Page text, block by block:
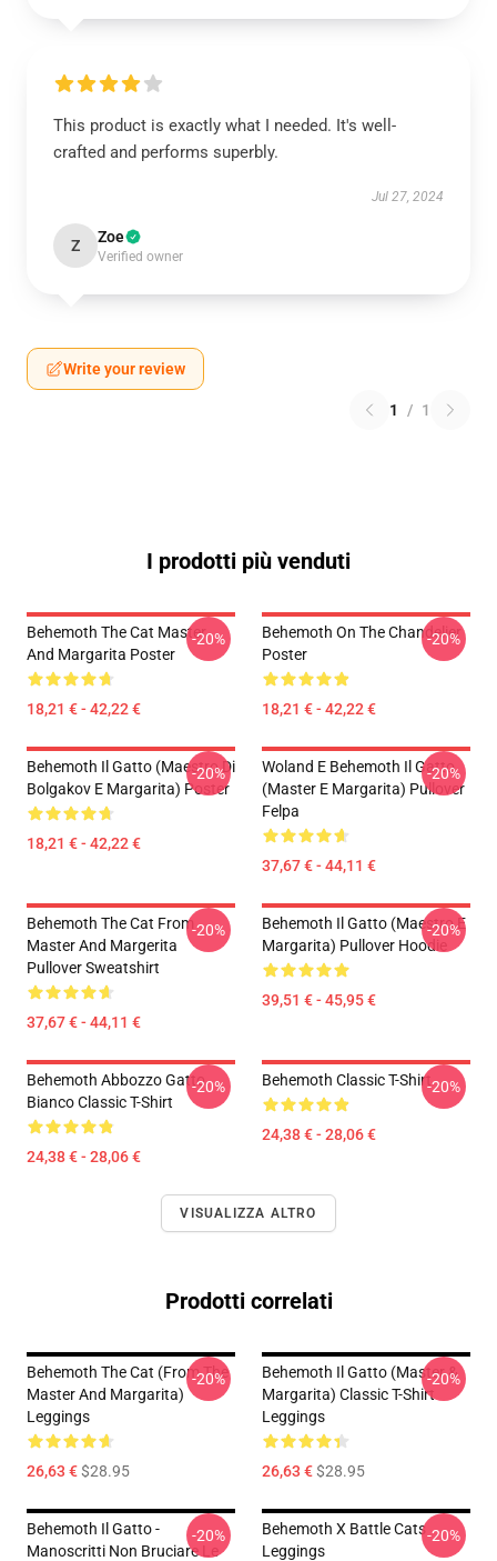
This product is exactly what I needed. It's well-
crafted and performs superbly.
Jul 27, 2024
Z Zoe
Verified owner
Write your review
1 / 1
I prodotti più venduti
Behemoth The Cat Master
And Margarita Poster
18,21 € - 42,22 €
-20%
Behemoth On The Chandelier
Poster
18,21 € - 42,22 €
-20%
Behemoth Il Gatto (Maestro Di
Bolgakov E Margarita) Poster
18,21 € - 42,22 €
-20%
Woland E Behemoth Il Gatto
(Master E Margarita) Pullover
Felpa
37,67 € - 44,11 €
-20%
Behemoth The Cat From
Master And Margerita
Pullover Sweatshirt
37,67 € - 44,11 €
-20%
Behemoth Il Gatto (Maestro E
Margarita) Pullover Hoodie
39,51 € - 45,95 €
-20%
Behemoth Abbozzo Gatto.
Bianco Classic T-Shirt
24,38 € - 28,06 €
-20% Behemoth Classic T-Shirt
24,38 € - 28,06 €
-20%
VISUALIZZA ALTRO
Prodotti correlati
Behemoth The Cat (from The
Master And Margarita)
Leggings
26,63 €$28.95
-20%
Behemoth Il Gatto (Master &
Margarita) Classic T-Shirt
Leggings
26,63 €$28.95
-20%
Behemoth Il Gatto -
Manoscritti Non Bruciare Le
-20%
Behemoth X Battle Cats
Leggings
-20%